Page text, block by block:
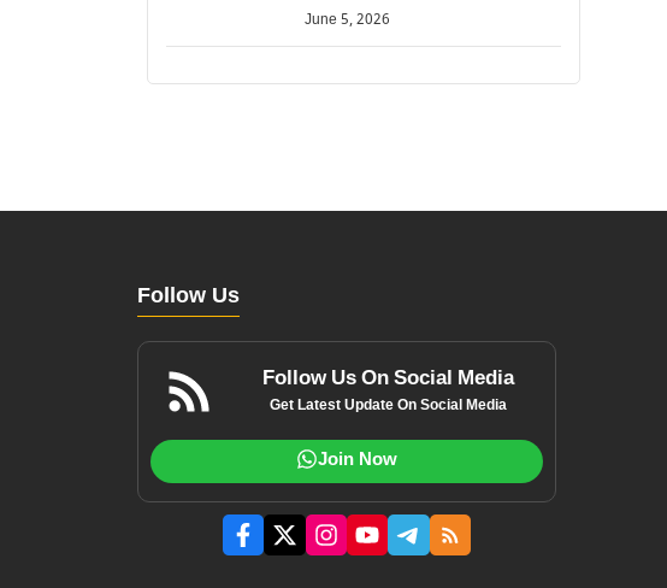
June 5, 2026
Follow Us
Follow Us On Social Media
Get Latest Update On Social Media
Join Now